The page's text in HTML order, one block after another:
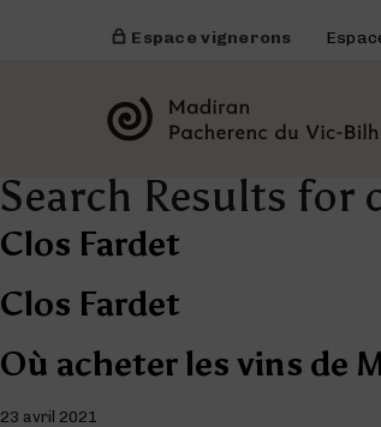
Espace vignerons
Search Results for
Clos Fardet
Clos Fardet
Où acheter les vins de
23 avril 2021